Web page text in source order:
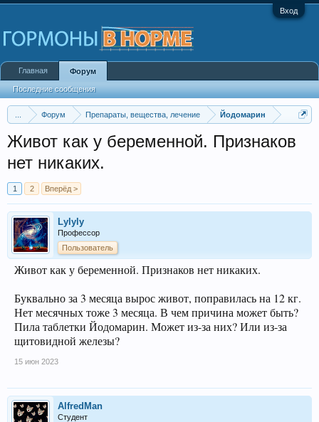
Вход
Форум Препараты, вещества, лечение Йодомарин
Живот как у беременной. Признаков
нет никаких.
1 2 Вперёд >
Lylyly
Профессор
Пользователь
Живот как у беременной. Признаков нет никаких.
Буквально за 3 месяца вырос живот, поправилась на 12 кг.
Нет месячных тоже 3 месяца. В чем причина может быть?
Пила таблетки Йодомарин. Может из-за них? Или из-за
щитовидной железы?
15 июн 2023
AlfredMan
Студент
Главная Форум
Последние сообщения